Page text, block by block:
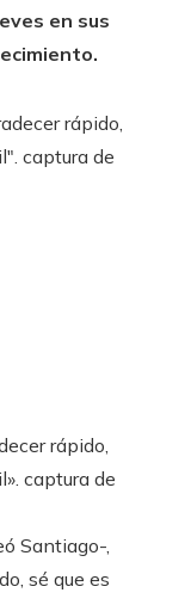
en sus
rápido,
captura de
Santiago-,
sé que es